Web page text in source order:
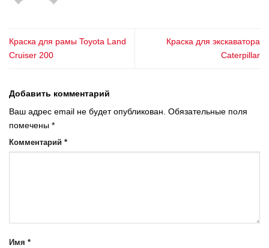
Краска для рамы Toyota Land
Cruiser 200
Краска для экскаватора
Caterpillar
Добавить комментарий
Ваш адрес email не будет опубликован. Обязательные поля
помечены *
Комментарий *
Имя *